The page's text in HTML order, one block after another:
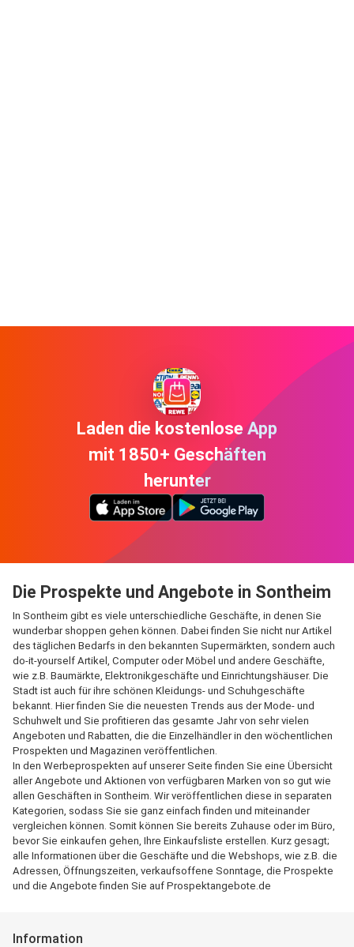
Laden die kostenlose App
mit 1850+ Geschäften
herunter
Die Prospekte und Angebote in Sontheim
In Sontheim gibt es viele unterschiedliche Geschäfte, in denen Sie
wunderbar shoppen gehen können. Dabei finden Sie nicht nur Artikel
des täglichen Bedarfs in den bekannten Supermärkten, sondern auch
do-it-yourself Artikel, Computer oder Möbel und andere Geschäfte,
wie z.B. Baumärkte, Elektronikgeschäfte und Einrichtungshäuser. Die
Stadt ist auch für ihre schönen Kleidungs- und Schuhgeschäfte
bekannt. Hier finden Sie die neuesten Trends aus der Mode- und
Schuhwelt und Sie profitieren das gesamte Jahr von sehr vielen
Angeboten und Rabatten, die die Einzelhändler in den wöchentlichen
Prospekten und Magazinen veröffentlichen.
In den Werbeprospekten auf unserer Seite finden Sie eine Übersicht
aller Angebote und Aktionen von verfügbaren Marken von so gut wie
allen Geschäften in Sontheim. Wir veröffentlichen diese in separaten
Kategorien, sodass Sie sie ganz einfach finden und miteinander
vergleichen können. Somit können Sie bereits Zuhause oder im Büro,
bevor Sie einkaufen gehen, Ihre Einkaufsliste erstellen. Kurz gesagt;
alle Informationen über die Geschäfte und die Webshops, wie z.B. die
Adressen, Öffnungszeiten, verkaufsoffene Sonntage, die Prospekte
und die Angebote finden Sie auf Prospektangebote.de
Information